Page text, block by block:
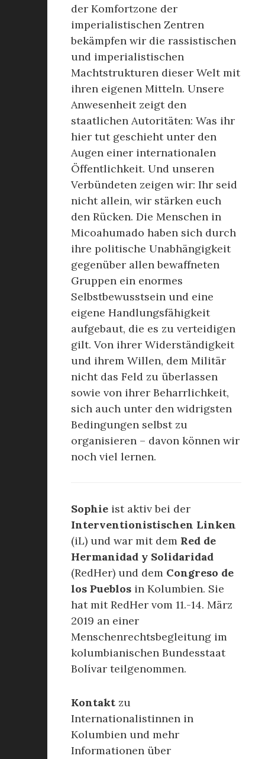
der Komfortzone der
imperialistischen Zentren
bekämpfen wir die rassistischen
und imperialistischen
Machtstrukturen dieser Welt mit
ihren eigenen Mitteln. Unsere
Anwesenheit zeigt den
staatlichen Autoritäten: Was ihr
hier tut geschieht unter den
Augen einer internationalen
Öffentlichkeit. Und unseren
Verbündeten zeigen wir: Ihr seid
nicht allein, wir stärken euch
den Rücken. Die Menschen in
Micoahumado haben sich durch
ihre politische Unabhängigkeit
gegenüber allen bewaffneten
Gruppen ein enormes
Selbstbewusstsein und eine
eigene Handlungsfähigkeit
aufgebaut, die es zu verteidigen
gilt. Von ihrer Widerständigkeit
und ihrem Willen, dem Militär
nicht das Feld zu überlassen
sowie von ihrer Beharrlichkeit,
sich auch unter den widrigsten
Bedingungen selbst zu
organisieren – davon können wir
noch viel lernen.
Sophie ist aktiv bei der
Interventionistischen Linken
(iL) und war mit dem Red de
Hermanidad y Solidaridad
(RedHer) und dem Congreso de
los Pueblos in Kolumbien. Sie
hat mit RedHer vom 11.-14. März
2019 an einer
Menschenrechtsbegleitung im
kolumbianischen Bundesstaat
Bolívar teilgenommen.
Kontakt zu
Internationalistinnen in
Kolumbien und mehr
Informationen über